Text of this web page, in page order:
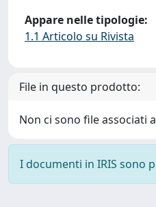
Appare nelle tipologie:
1.1 Articolo su Rivista
File in questo prodotto:
Non ci sono file associati
I documenti in IRIS sono